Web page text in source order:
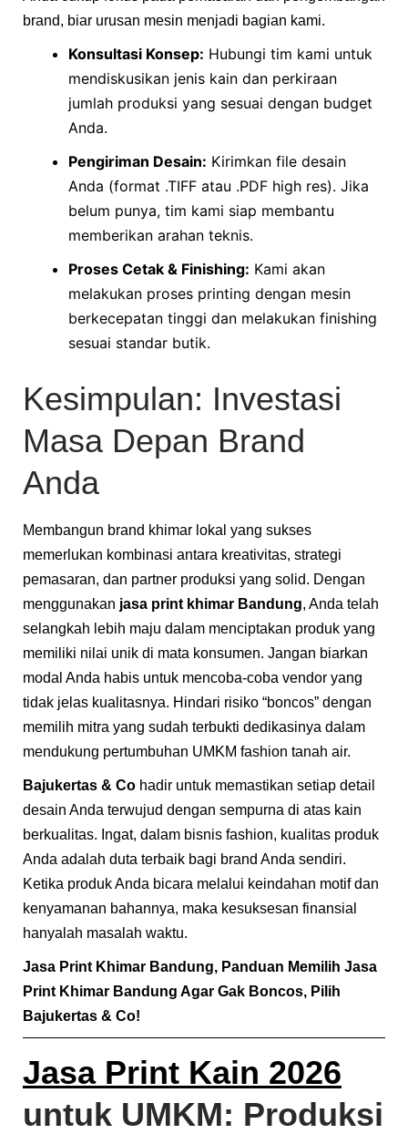
brand, biar urusan mesin menjadi bagian kami.
Konsultasi Konsep: Hubungi tim kami untuk
mendiskusikan jenis kain dan perkiraan
jumlah produksi yang sesuai dengan budget
Anda.
Pengiriman Desain: Kirimkan file desain
Anda (format .TIFF atau .PDF high res). Jika
belum punya, tim kami siap membantu
memberikan arahan teknis.
Proses Cetak & Finishing: Kami akan
melakukan proses printing dengan mesin
berkecepatan tinggi dan melakukan finishing
sesuai standar butik.
Kesimpulan: Investasi
Masa Depan Brand
Anda
Membangun brand khimar lokal yang sukses
memerlukan kombinasi antara kreativitas, strategi
pemasaran, dan partner produksi yang solid. Dengan
menggunakan jasa print khimar Bandung, Anda telah
selangkah lebih maju dalam menciptakan produk yang
memiliki nilai unik di mata konsumen. Jangan biarkan
modal Anda habis untuk mencoba-coba vendor yang
tidak jelas kualitasnya. Hindari risiko “boncos” dengan
memilih mitra yang sudah terbukti dedikasinya dalam
mendukung pertumbuhan UMKM fashion tanah air.
Bajukertas & Co hadir untuk memastikan setiap detail
desain Anda terwujud dengan sempurna di atas kain
berkualitas. Ingat, dalam bisnis fashion, kualitas produk
Anda adalah duta terbaik bagi brand Anda sendiri.
Ketika produk Anda bicara melalui keindahan motif dan
kenyamanan bahannya, maka kesuksesan finansial
hanyalah masalah waktu.
Jasa Print Khimar Bandung, Panduan Memilih Jasa
Print Khimar Bandung Agar Gak Boncos, Pilih
Bajukertas & Co!
Jasa Print Kain 2026
untuk UMKM: Produksi